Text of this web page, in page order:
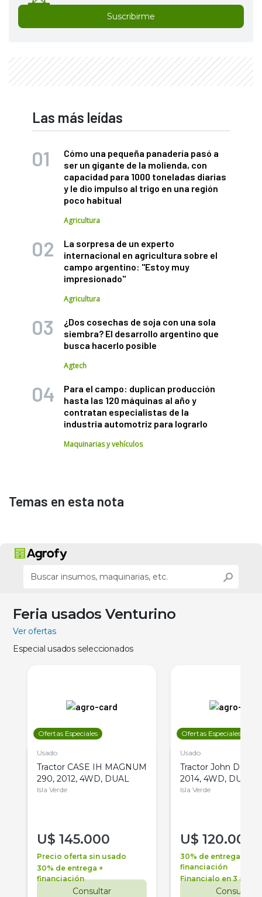
Suscribirme
Las más leídas
Cómo una pequeña panadería pasó a
ser un gigante de la molienda, con
capacidad para 1000 toneladas diarias
y le dio impulso al trigo en una región
poco habitual
Agricultura
La sorpresa de un experto
internacional en agricultura sobre el
campo argentino: "Estoy muy
impresionado"
Agricultura
¿Dos cosechas de soja con una sola
siembra? El desarrollo argentino que
busca hacerlo posible
Agtech
Para el campo: duplican producción
hasta las 120 máquinas al año y
contratan especialistas de la
industria automotriz para lograrlo
Maquinarias y vehículos
Temas en esta nota
Feria usados Venturino
Ver ofertas
Especial usados seleccionados
Ofertas Especiales
Usado
Tractor CASE IH MAGNUM
290, 2012, 4WD, DUAL
Isla Verde
U$ 145.000
Precio oferta sin usado
30% de entrega +
financiación
Consultar
Ofertas Especiales
Usado
Tractor John Deere
2014, 4WD, DUAL
Isla Verde
U$ 120.000
30% de entrega +
financiación
Financialo en 3 años
Consultar